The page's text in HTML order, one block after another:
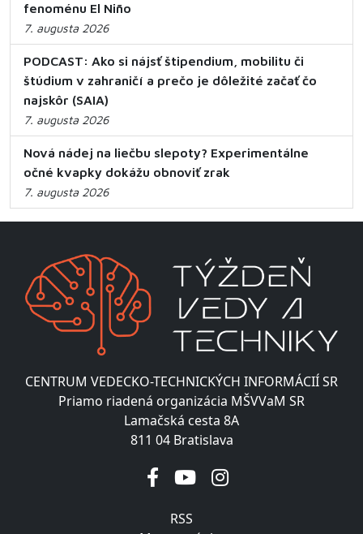
fenoménu El Niño
7. augusta 2026
PODCAST: Ako si nájsť štipendium, mobilitu či
štúdium v zahraničí a prečo je dôležité začať čo
najskôr (SAIA)
7. augusta 2026
Nová nádej na liečbu slepoty? Experimentálne
očné kvapky dokážu obnoviť zrak
7. augusta 2026
CENTRUM VEDECKO-TECHNICKÝCH INFORMÁCIÍ SR
Priamo riadená organizácia MŠVVaM SR
Lamačská cesta 8A
811 04 Bratislava
RSS